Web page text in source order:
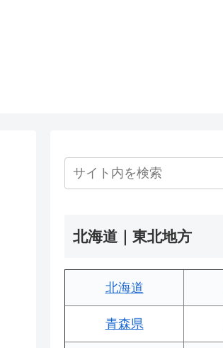
北海道｜東北地方
北海道
青森県